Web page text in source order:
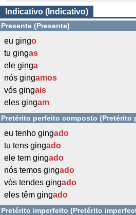
Indicativo (Indicativo)
Presente (Presente)
eu gingo
tu gingas
ele ginga
nós gingamos
vós gingais
eles gingam
Pretérito perfeito composto (Pretérito
eu tenho gingado
tu tens gingado
ele tem gingado
nós temos gingado
vós tendes gingado
eles têm gingado
Pretérito imperfeito (Pretérito